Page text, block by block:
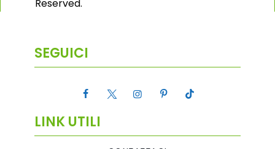
Reserved.
SEGUICI
LINK UTILI